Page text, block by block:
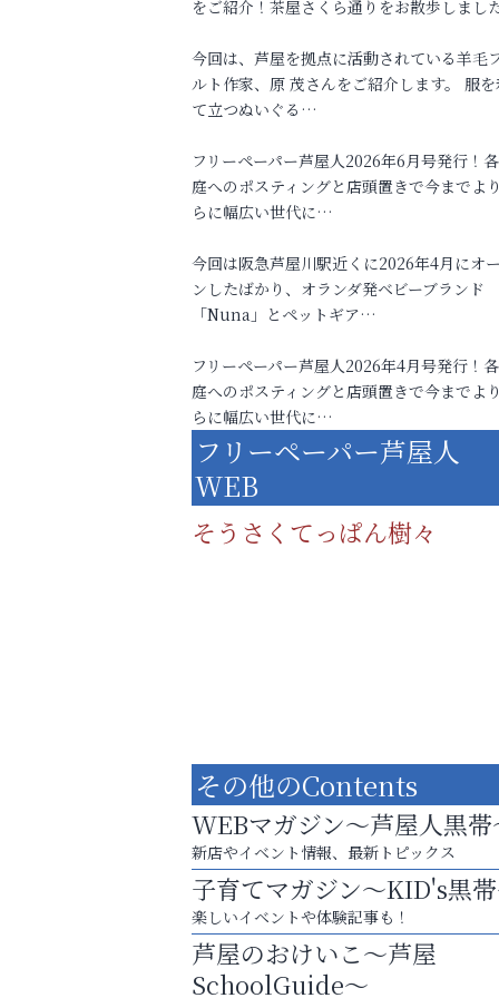
をご紹介！茶屋さくら通りをお散歩しまし
今回は、芦屋を拠点に活動されている羊毛
ルト作家、原 茂さんをご紹介します。 服を
て立つぬいぐる…
フリーペーパー芦屋人2026年6月号発行！
庭へのポスティングと店頭置きで今までよ
らに幅広い世代に…
今回は阪急芦屋川駅近くに2026年4月にオ
ンしたばかり、オランダ発ベビーブランド
「Nuna」とペットギア…
フリーペーパー芦屋人2026年4月号発行！
庭へのポスティングと店頭置きで今までよ
らに幅広い世代に…
フリーペーパー芦屋人
WEB
そうさくてっぱん樹々
８周年コースが半額以下の8,000円！
神戸牛ステーキに舌鼓♪
Y-SPIRAL（ワイスパイラル
その他のContents
WEBマガジン～芦屋人黒帯
新店やイベント情報、最新トピックス
子育てマガジン～KID's黒
楽しいイベントや体験記事も！
芦屋のおけいこ～芦屋
SchoolGuide～